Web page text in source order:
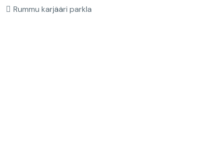
Rummu karjääri parkla